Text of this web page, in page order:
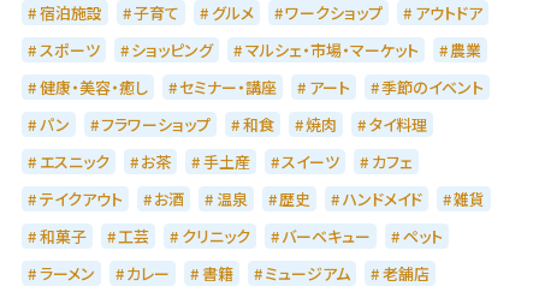
宿泊施設
子育て グルメ ワークショップ
アウトドア
スポーツ
ショッピング マルシェ・市場・マーケット
農業
健康・美容・癒し
セミナー・講座 アート
季節のイベント
パン
フラワーショップ 和食 焼肉
タイ料理
エスニック
お茶 手土産 スイーツ
カフェ
テイクアウト
お酒 温泉 歴史 ハンドメイド
雑貨
和菓子
工芸 クリニック バーベキュー
ペット
ラーメン
カレー 書籍 ミュージアム 老舗店